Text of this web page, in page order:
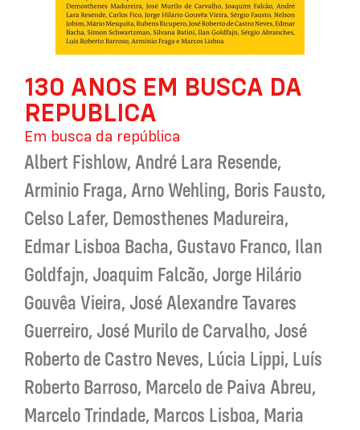
Galeria
130 ANOS EM BUSCA DA
REPUBLICA
Em busca da república
Albert Fishlow,André Lara Resende,
Arminio Fraga,Arno Wehling, Boris Fausto,
Celso Lafer, Demosthenes Madureira,
Edmar Lisboa Bacha, Gustavo Franco, Ilan
Goldfajn, Joaquim Falcão, Jorge Hilário
Gouvêa Vieira, José Alexandre Tavares
Guerreiro, José Murilo de Carvalho, José
Roberto de Castro Neves, Lúcia Lippi, Luís
Roberto Barroso, Marcelo de Paiva Abreu,
Marcelo Trindade, Marcos Lisboa, Maria